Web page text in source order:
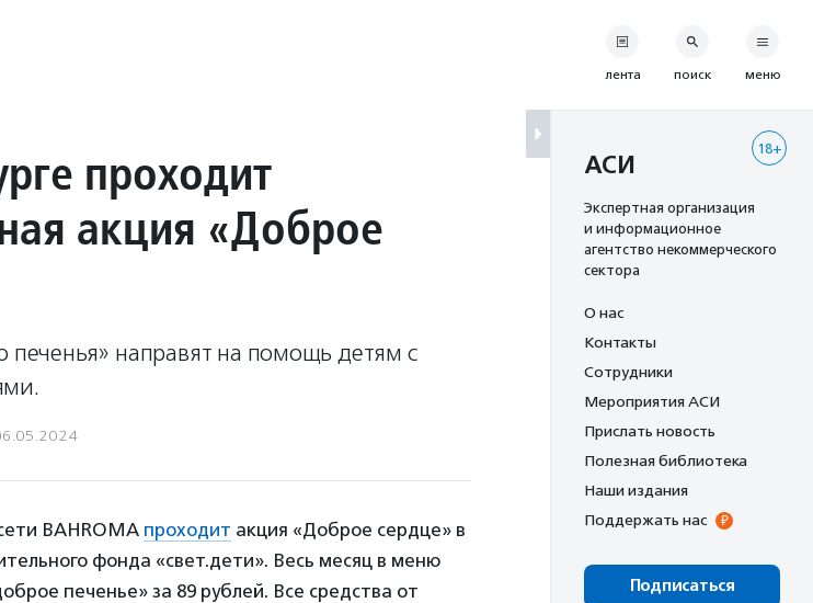
проходит
акция «Доброе
печенья» направят на помощь детям с
BAHROMA проходит акция «Доброе сердце» в
фонда «свет.дети». Весь месяц в меню
печенье» за 89 рублей. Все средства от
лента поиск меню
18+
АСИ
Экспертная организация
и информационное
агентство некоммерческого
сектора
О нас
Контакты
Сотрудники
Мероприятия АСИ
Прислать новость
Полезная библиотека
Наши издания
Поддержать нас
Подписаться